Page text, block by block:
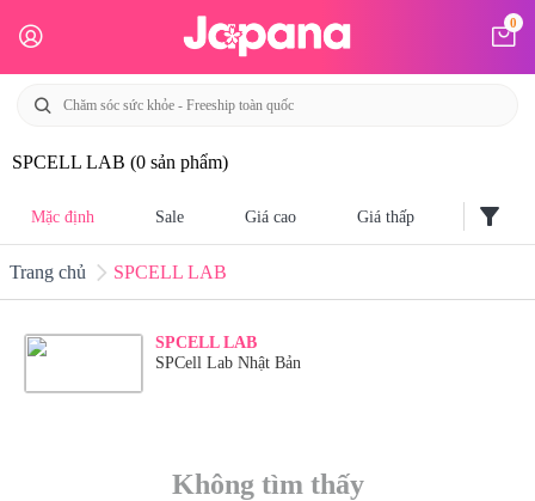
0
SPCELL LAB (0 sản phẩm)
Mặc định Sale Giá cao Giá thấp filter_alt
Trang chủ SPCELL LAB
SPCELL LAB
SPCell Lab Nhật Bản
Không tìm thấy